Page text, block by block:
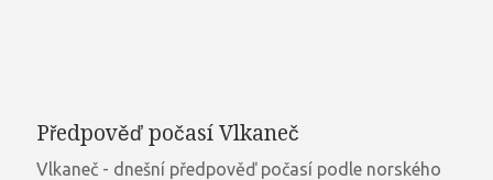
Předpověď počasí Vlkaneč
Vlkaneč - dnešní předpověď počasí podle norského